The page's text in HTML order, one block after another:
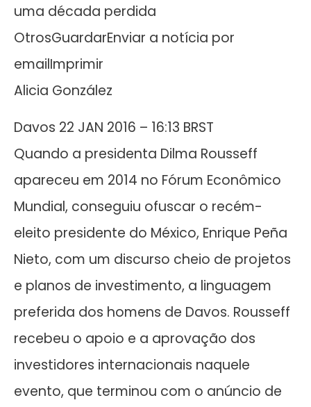
uma década perdida
OtrosGuardarEnviar a notícia por
emailImprimir
Alicia González
Davos 22 JAN 2016 – 16:13 BRST
Quando a presidenta Dilma Rousseff
apareceu em 2014 no Fórum Econômico
Mundial, conseguiu ofuscar o recém-
eleito presidente do México, Enrique Peña
Nieto, com um discurso cheio de projetos
e planos de investimento, a linguagem
preferida dos homens de Davos. Rousseff
recebeu o apoio e a aprovação dos
investidores internacionais naquele
evento, que terminou com o anúncio de